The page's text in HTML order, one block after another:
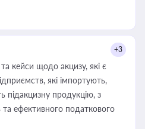
+3
кейси щодо акцизу, які є
які імпортують,
підакцизну продукцію, з
ефективного податкового